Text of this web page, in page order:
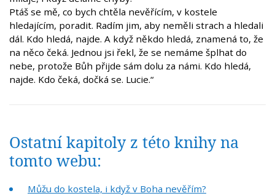
Ptáš se mě, co bych chtěla nevěřícím, v kostele
hledajícím, poradit. Radím jim, aby neměli strach a hledali
dál. Kdo hledá, najde. A když někdo hledá, znamená to, že
na něco čeká. Jednou jsi řekl, že se nemáme šplhat do
nebe, protože Bůh přijde sám dolu za námi. Kdo hledá,
najde. Kdo čeká, dočká se. Lucie.“
Ostatní kapitoly z této knihy na
tomto webu:
Můžu do kostela, i když v Boha nevěřím?